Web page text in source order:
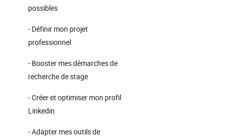
possibles
- Définir mon projet
professionnel
- Booster mes démarches de
recherche de stage
- Créer et optimiser mon profil
Linkedin
- Adapter mes outils de